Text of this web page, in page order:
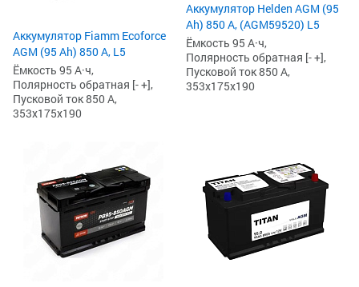
Аккумулятор Fiamm Ecoforce
AGM (95 Ah) 850 A, L5
Ёмкость 95 А·ч,
Полярность обратная [- +],
Пусковой ток 850 А,
353x175x190
Аккумулятор Helden AGM (95
Ah) 850 А, (AGM59520) L5
Ёмкость 95 А·ч,
Полярность обратная [- +],
Пусковой ток 850 А,
353x175x190